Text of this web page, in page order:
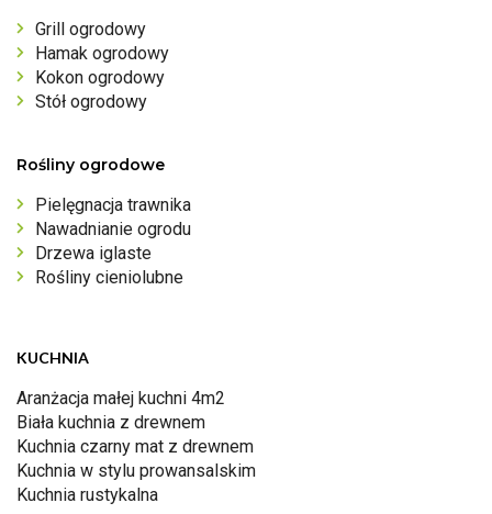
Grill ogrodowy
Hamak ogrodowy
Kokon ogrodowy
Stół ogrodowy
Rośliny ogrodowe
Pielęgnacja trawnika
Nawadnianie ogrodu
Drzewa iglaste
Rośliny cieniolubne
KUCHNIA
Aranżacja małej kuchni 4m2
Biała kuchnia z drewnem
Kuchnia czarny mat z drewnem
Kuchnia w stylu prowansalskim
Kuchnia rustykalna